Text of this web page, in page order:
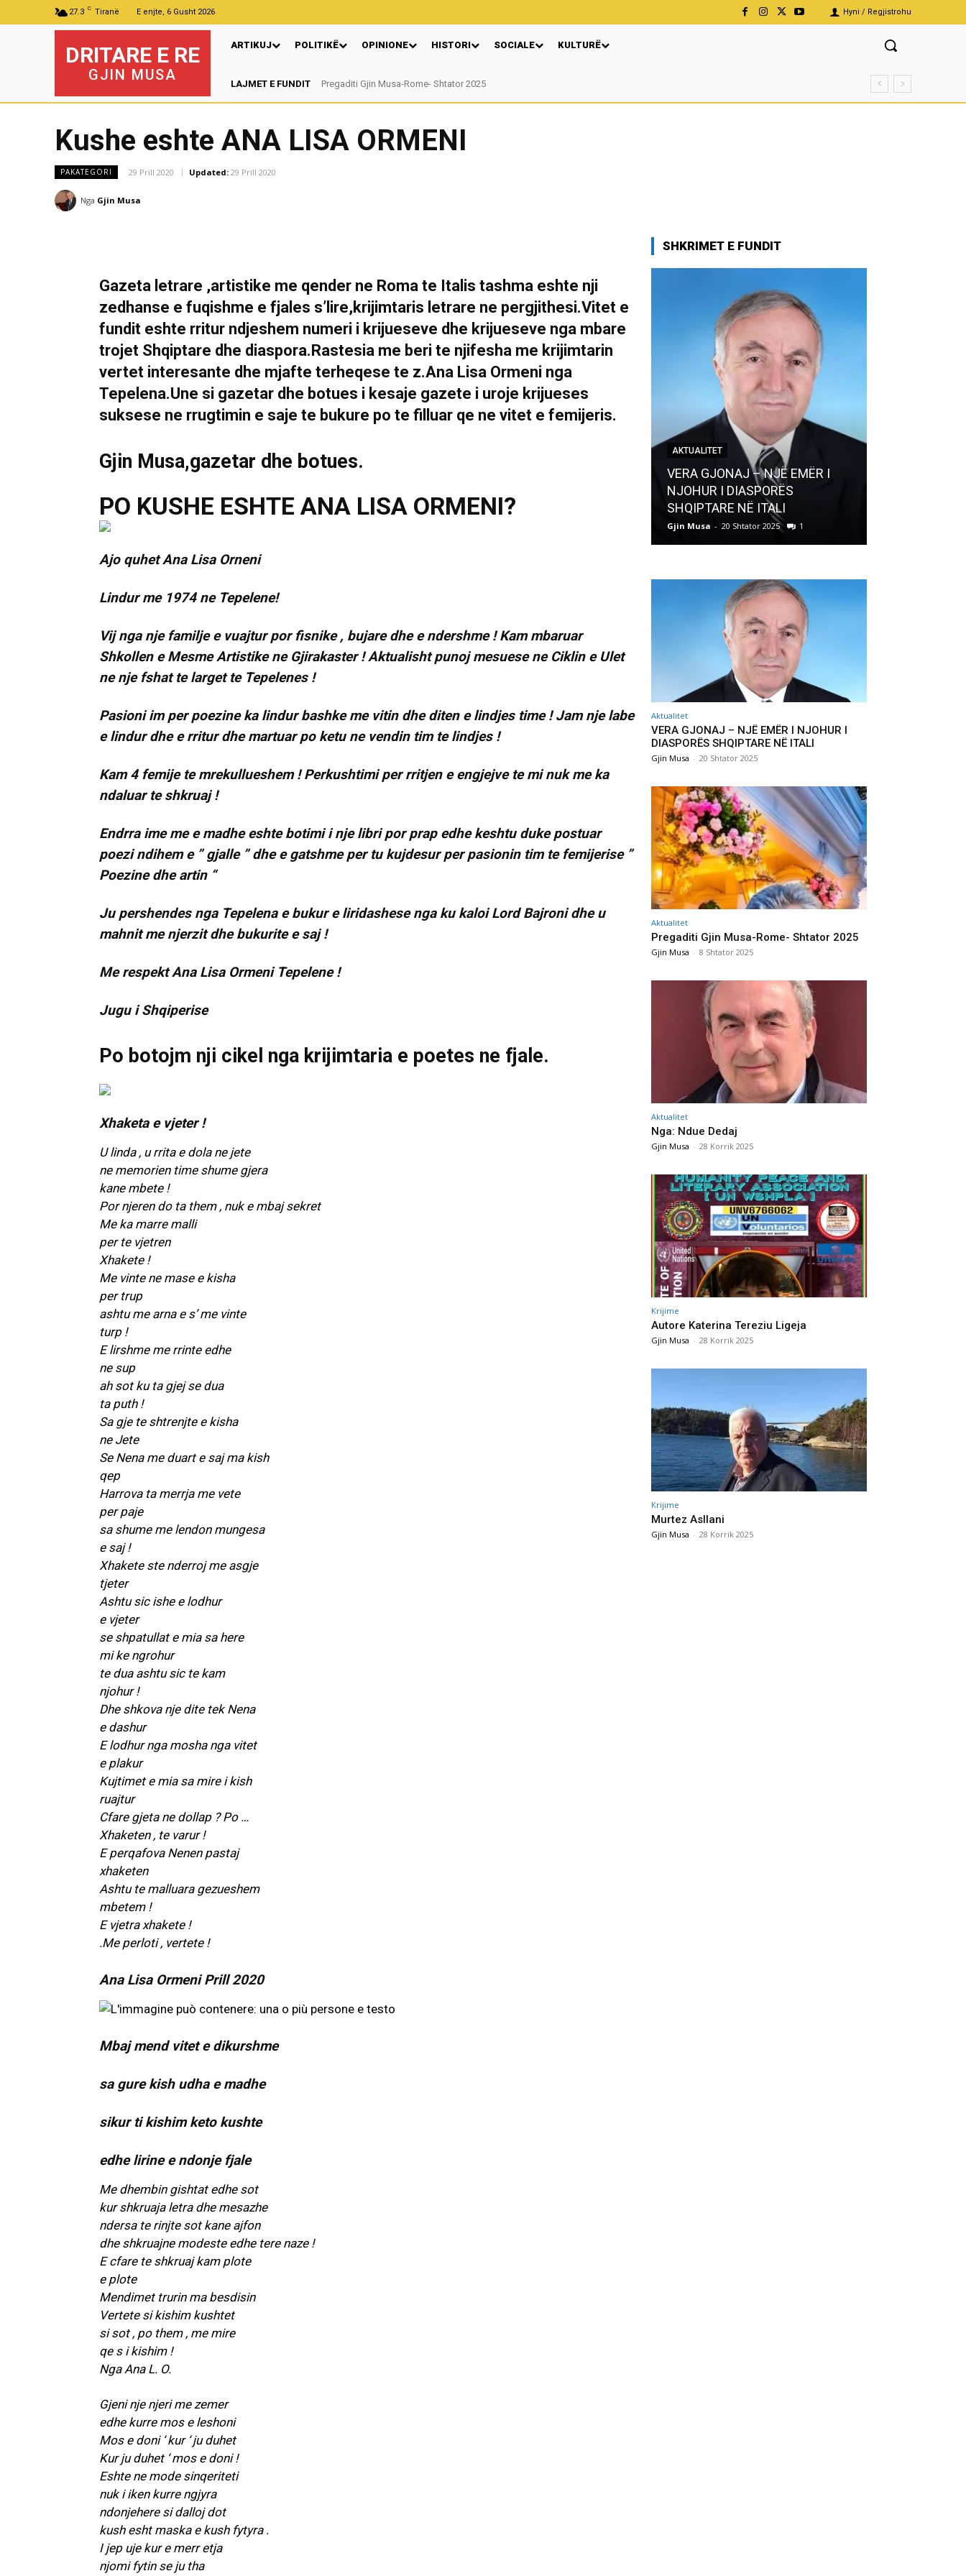
27.3 C Tiranë E enjte, 6 Gusht 2026 Hyni / Regjistrohu
DRITARE E RE
GJIN MUSA
ARTIKUJ POLITIKË OPINIONE HISTORI SOCIALE KULTURË
LAJMET E FUNDIT Pregaditi Gjin Musa-Rome- Shtator 2025
Nga: Ndue Dedaj
Kushe eshte ANA LISA ORMENI
PAKATEGORI 29 Prill 2020 Updated: 29 Prill 2020
Nga Gjin Musa
Gazeta letrare ,artistike me qender ne Roma te Italis tashma eshte nji
zedhanse e fuqishme e fjales s’lire,krijimtaris letrare ne pergjithesi.Vitet e
fundit eshte rritur ndjeshem numeri i krijueseve dhe krijueseve nga mbare
trojet Shqiptare dhe diaspora.Rastesia me beri te njifesha me krijimtarin
vertet interesante dhe mjafte terheqese te z.Ana Lisa Ormeni nga
Tepelena.Une si gazetar dhe botues i kesaje gazete i uroje krijueses
suksese ne rrugtimin e saje te bukure po te filluar qe ne vitet e femijeris.
Gjin Musa,gazetar dhe botues.
PO KUSHE ESHTE ANA LISA ORMENI?
Ajo quhet Ana Lisa Orneni
Lindur me 1974 ne Tepelene!
Vij nga nje familje e vuajtur por fisnike , bujare dhe e ndershme ! Kam mbaruar
Shkollen e Mesme Artistike ne Gjirakaster ! Aktualisht punoj mesuese ne Ciklin e Ulet
ne nje fshat te larget te Tepelenes !
Pasioni im per poezine ka lindur bashke me vitin dhe diten e lindjes time ! Jam nje labe
e lindur dhe e rritur dhe martuar po ketu ne vendin tim te lindjes !
Kam 4 femije te mrekullueshem ! Perkushtimi per rritjen e engjejve te mi nuk me ka
ndaluar te shkruaj !
Endrra ime me e madhe eshte botimi i nje libri por prap edhe keshtu duke postuar
poezi ndihem e ” gjalle ” dhe e gatshme per tu kujdesur per pasionin tim te femijerise ”
Poezine dhe artin “
Ju pershendes nga Tepelena e bukur e liridashese nga ku kaloi Lord Bajroni dhe u
mahnit me njerzit dhe bukurite e saj !
Me respekt Ana Lisa Ormeni Tepelene !
Jugu i Shqiperise
Po botojm nji cikel nga krijimtaria e poetes ne fjale.
Xhaketa e vjeter !
U linda , u rrita e dola ne jete
ne memorien time shume gjera
kane mbete !
Por njeren do ta them , nuk e mbaj sekret
Me ka marre malli
per te vjetren
Xhakete !
Me vinte ne mase e kisha
per trup
ashtu me arna e s’ me vinte
turp !
E lirshme me rrinte edhe
ne sup
ah sot ku ta gjej se dua
ta puth !
Sa gje te shtrenjte e kisha
ne Jete
Se Nena me duart e saj ma kish
qep
Harrova ta merrja me vete
per paje
sa shume me lendon mungesa
e saj !
Xhakete ste nderroj me asgje
tjeter
Ashtu sic ishe e lodhur
e vjeter
se shpatullat e mia sa here
mi ke ngrohur
te dua ashtu sic te kam
njohur !
Dhe shkova nje dite tek Nena
e dashur
E lodhur nga mosha nga vitet
e plakur
Kujtimet e mia sa mire i kish
ruajtur
Cfare gjeta ne dollap ? Po …
Xhaketen , te varur !
E perqafova Nenen pastaj
xhaketen
Ashtu te malluara gezueshem
mbetem !
E vjetra xhakete !
.Me perloti , vertete !
Ana Lisa Ormeni Prill 2020
Mbaj mend vitet e dikurshme
sa gure kish udha e madhe
sikur ti kishim keto kushte
edhe lirine e ndonje fjale
Me dhembin gishtat edhe sot
kur shkruaja letra dhe mesazhe
ndersa te rinjte sot kane ajfon
dhe shkruajne modeste edhe tere naze !
E cfare te shkruaj kam plote
e plote
Mendimet trurin ma besdisin
Vertete si kishim kushtet
si sot , po them , me mire
qe s i kishim !
Nga Ana L. O.
Gjeni nje njeri me zemer
edhe kurre mos e leshoni
Mos e doni ‘ kur ‘ ju duhet
Kur ju duhet ‘ mos e doni !
Eshte ne mode sinqeriteti
nuk i iken kurre ngjyra
ndonjehere si dalloj dot
kush esht maska e kush fytyra .
I jep uje kur e merr etja
njomi fytin se ju tha
SHKRIMET E FUNDIT
AKTUALITET
VERA GJONAJ – NJË EMËR I
NJOHUR I DIASPORËS
SHQIPTARE NË ITALI
Gjin Musa - 20 Shtator 2025 1
Aktualitet
VERA GJONAJ – NJË EMËR I NJOHUR I
DIASPORËS SHQIPTARE NË ITALI
Gjin Musa - 20 Shtator 2025
Aktualitet
Pregaditi Gjin Musa-Rome- Shtator 2025
Gjin Musa - 8 Shtator 2025
Aktualitet
Nga: Ndue Dedaj
Gjin Musa - 28 Korrik 2025
Krijime
Autore Katerina Tereziu Ligeja
Gjin Musa - 28 Korrik 2025
Krijime
Murtez Asllani
Gjin Musa - 28 Korrik 2025